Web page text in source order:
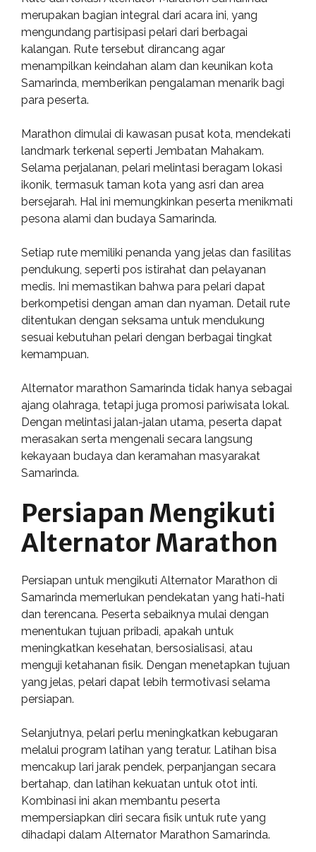
merupakan bagian integral dari acara ini, yang
mengundang partisipasi pelari dari berbagai
kalangan. Rute tersebut dirancang agar
menampilkan keindahan alam dan keunikan kota
Samarinda, memberikan pengalaman menarik bagi
para peserta.
Marathon dimulai di kawasan pusat kota, mendekati
landmark terkenal seperti Jembatan Mahakam.
Selama perjalanan, pelari melintasi beragam lokasi
ikonik, termasuk taman kota yang asri dan area
bersejarah. Hal ini memungkinkan peserta menikmati
pesona alami dan budaya Samarinda.
Setiap rute memiliki penanda yang jelas dan fasilitas
pendukung, seperti pos istirahat dan pelayanan
medis. Ini memastikan bahwa para pelari dapat
berkompetisi dengan aman dan nyaman. Detail rute
ditentukan dengan seksama untuk mendukung
sesuai kebutuhan pelari dengan berbagai tingkat
kemampuan.
Alternator marathon Samarinda tidak hanya sebagai
ajang olahraga, tetapi juga promosi pariwisata lokal.
Dengan melintasi jalan-jalan utama, peserta dapat
merasakan serta mengenali secara langsung
kekayaan budaya dan keramahan masyarakat
Samarinda.
Persiapan Mengikuti
Alternator Marathon
Persiapan untuk mengikuti Alternator Marathon di
Samarinda memerlukan pendekatan yang hati-hati
dan terencana. Peserta sebaiknya mulai dengan
menentukan tujuan pribadi, apakah untuk
meningkatkan kesehatan, bersosialisasi, atau
menguji ketahanan fisik. Dengan menetapkan tujuan
yang jelas, pelari dapat lebih termotivasi selama
persiapan.
Selanjutnya, pelari perlu meningkatkan kebugaran
melalui program latihan yang teratur. Latihan bisa
mencakup lari jarak pendek, perpanjangan secara
bertahap, dan latihan kekuatan untuk otot inti.
Kombinasi ini akan membantu peserta
mempersiapkan diri secara fisik untuk rute yang
dihadapi dalam Alternator Marathon Samarinda.